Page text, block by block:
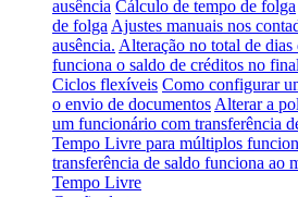
ausência Cálculo de tempo de folga
de folga Ajustes manuais nos
ausência. Alteração no total de dias
funciona o saldo de créditos no
Ciclos flexíveis Como configurar
o envio de documentos Alterar a
um funcionário com transferência
Tempo Livre para múltiplos
transferência de saldo funciona ao
Tempo Livre